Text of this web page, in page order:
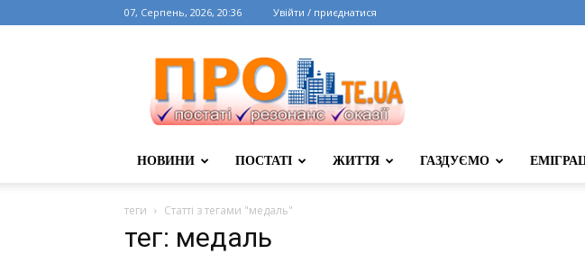
07, Серпень, 2026, 20:36 Увійти / приєднатися
НОВИНИ ПОСТАТІ ЖИТТЯ ГАЗДУЄМО
теги Статті з тегами "медаль"
тег: медаль